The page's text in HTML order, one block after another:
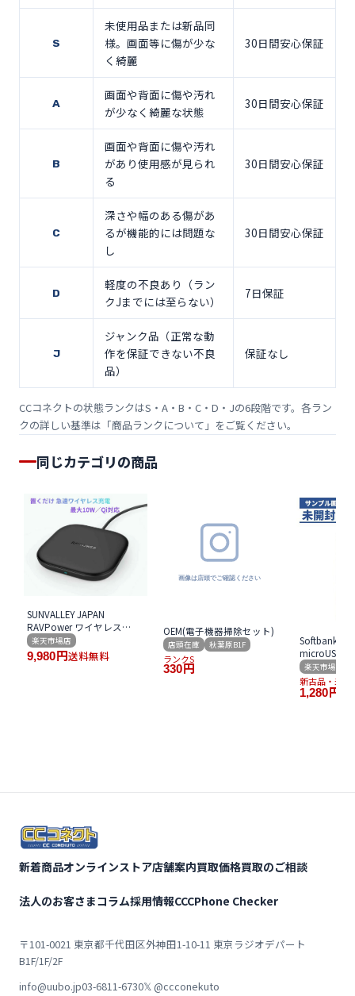
S
未使用品または新品同
様。画面等に傷が少な
く綺麗
30日間安心保証
A
画面や背面に傷や汚れ
が少なく綺麗な状態
30日間安心保証
B
画面や背面に傷や汚れ
があり使用感が見られ
る
30日間安心保証
C
深さや幅のある傷があ
るが機能的には問題な
し
30日間安心保証
D
軽度の不良あり（ラン
クJまでには至らない）
7日保証
J
ジャンク品（正常な動
作を保証できない不良
品）
保証なし
CCコネクトの状態ランクはS・A・B・C・D・Jの6段階です。各ラン
クの詳しい基準は「商品ランクについて 」をご覧ください。
同じカテゴリの商品
SUNVALLEY JAPAN
RAVPower ワイヤレス充
電器 急速 10W 置くだけ Qi
対応 RP-WC006 iPhone
Android 対応
楽天市場店
9,980 円送料無料
OEM(電子機器掃除セット)
店頭在庫 秋葉原B1F
ランクS
330 円
Softbank
microUSB
タ 1.0A
MIMU 1.5m
AC18-MIMU
楽天市場店
新古品・未使
1,280 円
新着商品オンラインストア店舗案内買取価格買取のご相談
法人のお客さまコラム採用情報CCCPhone Checker
〒101-0021 東京都千代田区外神田1-10-11 東京ラジオデパート
B1F/1F/2F
info@uubo.jp03-6811-6730𝕏 @ccconekuto